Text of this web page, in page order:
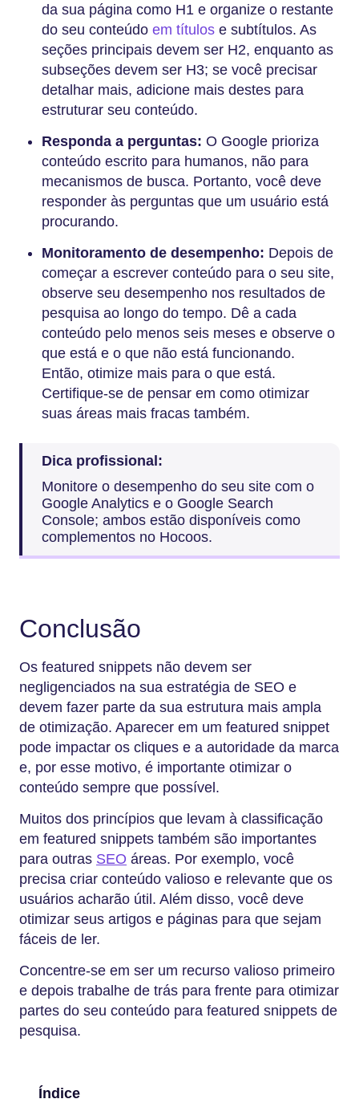
da sua página como H1 e organize o restante
do seu conteúdo em títulos e subtítulos. As
seções principais devem ser H2, enquanto as
subseções devem ser H3; se você precisar
detalhar mais, adicione mais destes para
estruturar seu conteúdo.
Responda a perguntas: O Google prioriza
conteúdo escrito para humanos, não para
mecanismos de busca. Portanto, você deve
responder às perguntas que um usuário está
procurando.
Monitoramento de desempenho: Depois de
começar a escrever conteúdo para o seu site,
observe seu desempenho nos resultados de
pesquisa ao longo do tempo. Dê a cada
conteúdo pelo menos seis meses e observe o
que está e o que não está funcionando.
Então, otimize mais para o que está.
Certifique-se de pensar em como otimizar
suas áreas mais fracas também.
Dica profissional:
Monitore o desempenho do seu site com o
Google Analytics e o Google Search
Console; ambos estão disponíveis como
complementos no Hocoos.
Conclusão
Os featured snippets não devem ser
negligenciados na sua estratégia de SEO e
devem fazer parte da sua estrutura mais ampla
de otimização. Aparecer em um featured snippet
pode impactar os cliques e a autoridade da marca
e, por esse motivo, é importante otimizar o
conteúdo sempre que possível.
Muitos dos princípios que levam à classificação
em featured snippets também são importantes
para outras SEO áreas. Por exemplo, você
precisa criar conteúdo valioso e relevante que os
usuários acharão útil. Além disso, você deve
otimizar seus artigos e páginas para que sejam
fáceis de ler.
Concentre-se em ser um recurso valioso primeiro
e depois trabalhe de trás para frente para otimizar
partes do seu conteúdo para featured snippets de
pesquisa.
Índice